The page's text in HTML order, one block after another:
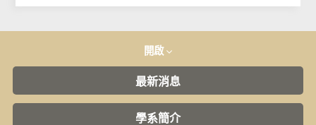
開啟
最新消息
學系簡介